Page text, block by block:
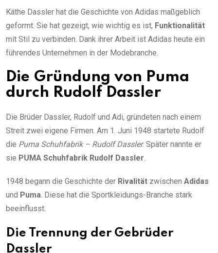
Käthe Dassler hat die Geschichte von Adidas maßgeblich
geformt. Sie hat gezeigt, wie wichtig es ist, Funktionalität
mit Stil zu verbinden. Dank ihrer Arbeit ist Adidas heute ein
führendes Unternehmen in der Modebranche.
Die Gründung von Puma
durch Rudolf Dassler
Die Brüder Dassler, Rudolf und Adi, gründeten nach einem
Streit zwei eigene Firmen. Am 1. Juni 1948 startete Rudolf
die Puma Schuhfabrik – Rudolf Dassler. Später nannte er
sie PUMA Schuhfabrik Rudolf Dassler.
1948 begann die Geschichte der Rivalität zwischen Adidas
und Puma. Diese hat die Sportkleidungs-Branche stark
beeinflusst.
Die Trennung der Gebrüder
Dassler